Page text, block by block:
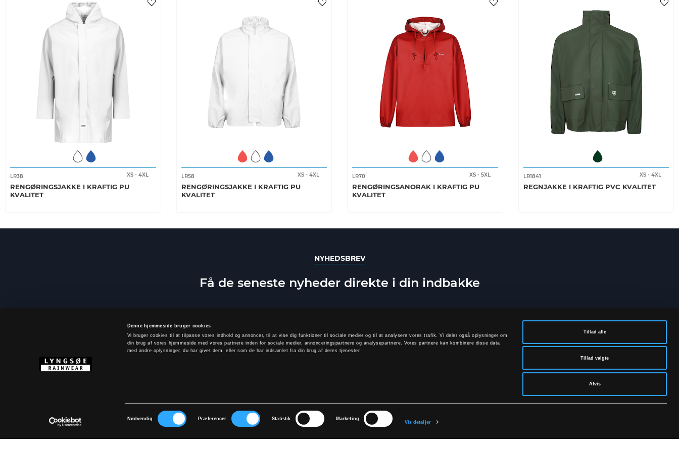
Denne hjemmeside bruger cookies
Vi bruger cookies til at tilpasse vores indhold og annoncer, til at vise dig funktioner til sociale medier og til at analysere vores trafik. Vi deler også oplysninger om
din brug af vores hjemmeside med vores partnere inden for sociale medier, annonceringspartnere og analysepartnere. Vores partnere kan kombinere disse data
med andre oplysninger, du har givet dem, eller som de har indsamlet fra din brug af deres tjenester.
Nødvendig
Præferencer Statistik Marketing
Vis detaljer
Tillad alle
Tillad valgte
Afvis
LR38
RENGØRINGSJAKKE I KRAFTIG PU
KVALITET
XS - 4XL LR58
RENGØRINGSJAKKE I KRAFTIG PU
KVALITET
XS - 4XL LR70
RENGØRINGSANORAK I KRAFTIG PU
KVALITET
XS - 5XL LR1841
REGNJAKKE I KRAFTIG PVC KVALITET
XS - 4XL
NYHEDSBREV
Få de seneste nyheder direkte i din indbakke
Ved at tilmelde dig, accepterer du at modtage vores nyhedsbrev og accepterer vores